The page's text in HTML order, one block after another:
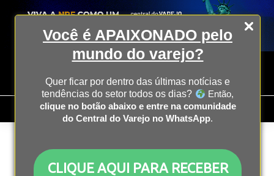
Você é APAIXONADO pelo
mundo do varejo?
Quer ficar por dentro das últimas notícias e
tendências do setor todos os dias?
Então,
clique no botão abaixo e entre na comunidade
do Central do Varejo no WhatsApp.
CLIQUE AQUI PARA RECEBER